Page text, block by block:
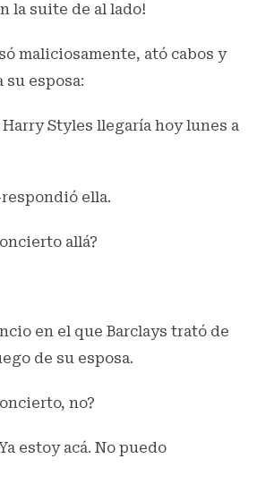
la suite de al lado!
maliciosamente, ató cabos y
su esposa:
Harry Styles llegaría hoy lunes a
ella.
allá?
en el que Barclays trató de
de su esposa.
no?
estoy acá. No puedo